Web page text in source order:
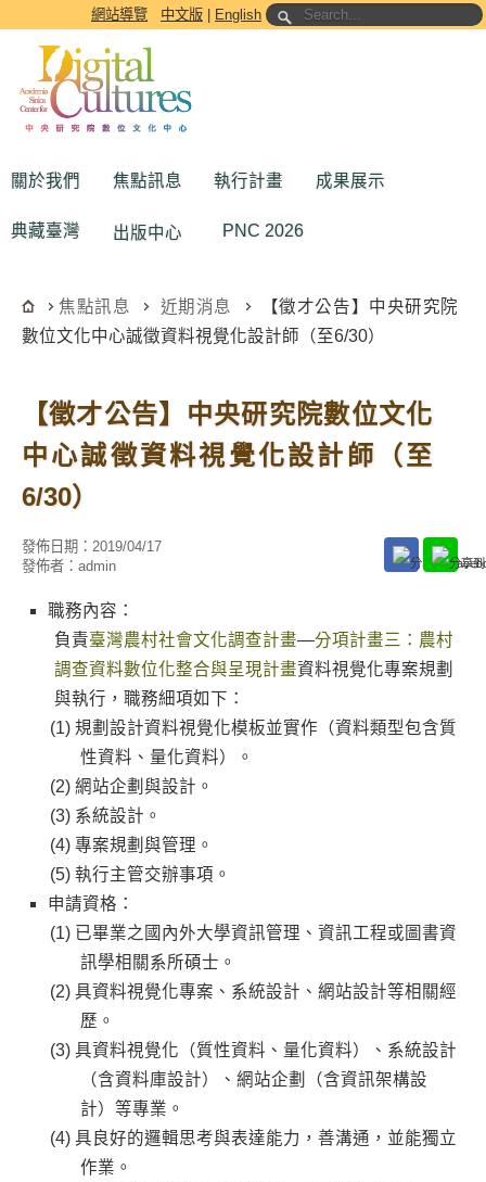
跳到主要內容區塊網站導覽 中文版 English
關於我們 焦點訊息 執行計畫 成果展示
典藏臺灣 出版中心 PNC 2026
焦點訊息 近期消息
【徵才公告】中央研究院
數位文化中心誠徵資料視覺化設計師（至6/30）
【徵才公告】中央研究院數位文化
中心誠徵資料視覺化設計師（至
6/30）
發佈日期： 2019/04/17
發佈者： admin
職務內容：
負責臺灣農村社會文化調查計畫—分項計畫三：農村
調查資料數位化整合與呈現計畫資料視覺化專案規劃
與執行，職務細項如下：
規劃設計資料視覺化模板並實作（資料類型包含質
性資料、量化資料）。
網站企劃與設計。
系統設計。
專案規劃與管理。
執行主管交辦事項。
申請資格：
已畢業之國內外大學資訊管理、資訊工程或圖書資
訊學相關系所碩士。
具資料視覺化專案、系統設計、網站設計等相關經
歷。
具資料視覺化（質性資料、量化資料）、系統設計
（含資料庫設計）、網站企劃（含資訊架構設
計）等專業。
具良好的邏輯思考與表達能力，善溝通，並能獨立
作業。